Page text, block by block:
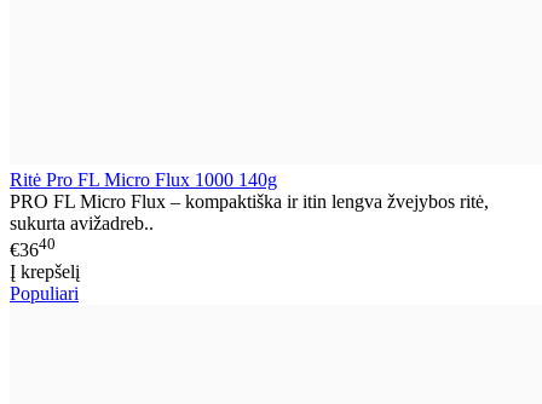
Ritė Pro FL Micro Flux 1000 140g
PRO FL Micro Flux – kompaktiška ir itin lengva žvejybos ritė,
sukurta avižadreb..
€3640
Į krepšelį
Populiari